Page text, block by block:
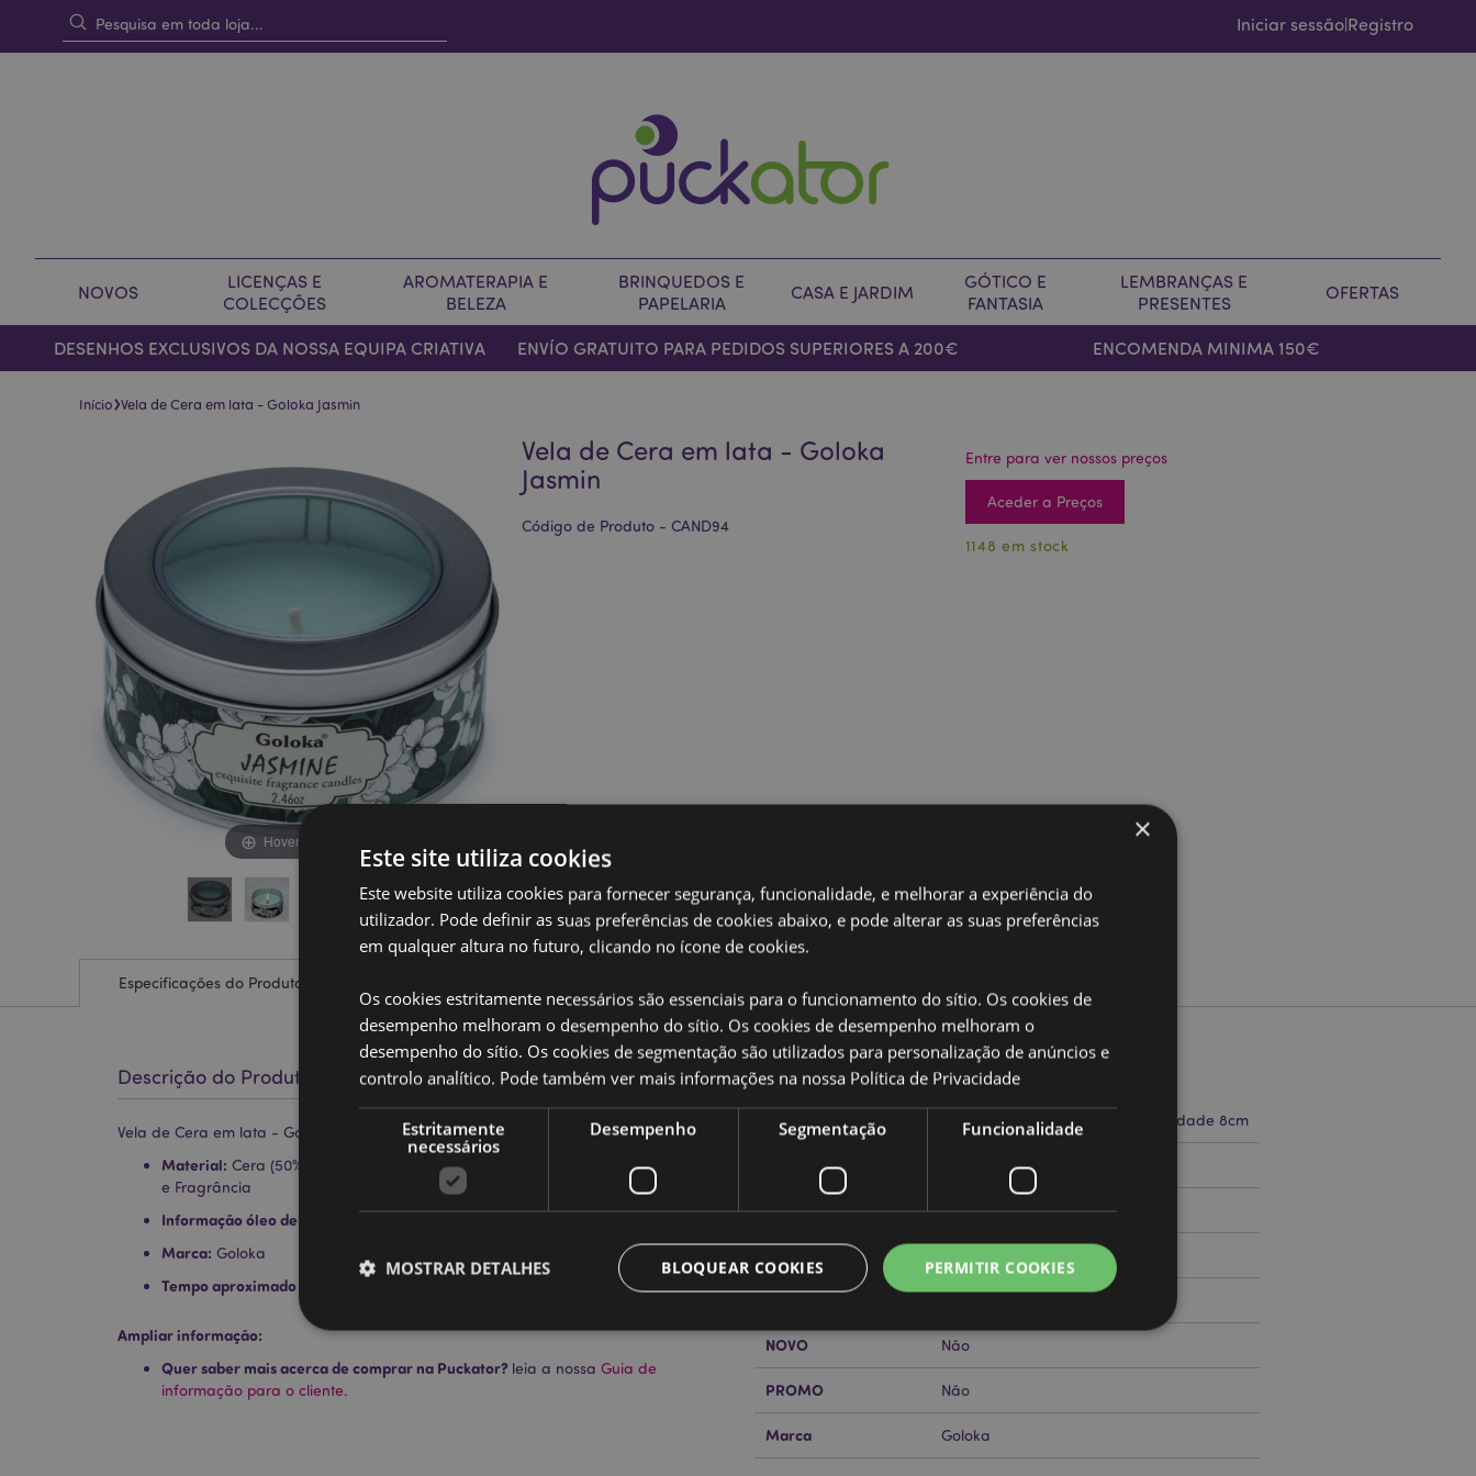
Iniciar sessão|Registro
NOVOS
LICENÇAS E
COLECÇÕES
AROMATERAPIA E
BELEZA
BRINQUEDOS E
PAPELARIA
CASA E JARDIM
GÓTICO E
FANTASIA
LEMBRANÇAS E
PRESENTES
OFERTAS
DESENHOS EXCLUSIVOS DA NOSSA EQUIPA CRIATIVA ENVÍO GRATUITO PARA PEDIDOS SUPERIORES A 200€ ENCOMENDA MINIMA 150€
Início›Vela de Cera em lata - Goloka Jasmin
Galeria
imagens
Galeria
imagens
Hover to zoom
Vela de Cera em lata - Goloka
Jasmin
Código de Produto - CAND94
Entre para ver nossos preços
Aceder a Preços
1148 em stock
Especificações do Produto
Descrição do Produto
Vela de Cera em lata - Goloka Jasmin
Material: Cera (50% Cera de Parafina, 45% Soja e Mistura de Cera de Palma)
e Fragrância
Informação óleo de palma:
Marca: Goloka
Tempo aproximado de queima:
Ampliar informação:
Quer saber mais acerca de comprar na Puckator? leia a nossa Guia de
informação para o cliente.
Caracteristicas do Produto
Mais
Informação
Dimensões Altura 4cm Largura 8cm Profundidade 8cm
Código de barras 8906051431676
Quantidade do cartão 24
NOVO Não
PROMO Não
Marca Goloka
×
Este site utiliza cookies
Este website utiliza cookies para fornecer segurança, funcionalidade, e melhorar a experiência do
utilizador. Pode definir as suas preferências de cookies abaixo, e pode alterar as suas preferências
em qualquer altura no futuro, clicando no ícone de cookies.
Os cookies estritamente necessários são essenciais para o funcionamento do sítio. Os cookies de
desempenho melhoram o desempenho do sítio. Os cookies de desempenho melhoram o
desempenho do sítio. Os cookies de segmentação são utilizados para personalização de anúncios e
controlo analítico. Pode também ver mais informações na nossa Política de Privacidade
Estritamente
necessários
Desempenho Segmentação Funcionalidade
PERMITIR COOKIES
BLOQUEAR COOKIES
MOSTRAR DETALHES
Estritamente necessários
Os cookies estritamente necessários permitem funcionalidades centrais do website, tais como login de utilizador e gestão de
conta. O sítio web não pode ser utilizado correctamente sem os cookies estritamente necessários.